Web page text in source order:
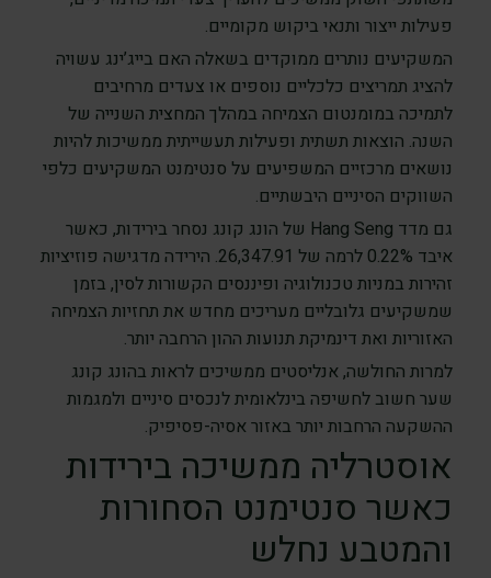
פעילות ייצור ותנאי ביקוש מקומיים.
המשקיעים נותרים ממוקדים בשאלה האם בייג’ינג עשויה
להציג תמריצים כלכליים נוספים או צעדים מרחיבים
לתמיכה במומנטום הצמיחה במהלך המחצית השנייה של
השנה. הוצאות תשתית ופעילות תעשייתית ממשיכות להיות
נושאים מרכזיים המשפיעים על סנטימנט המשקיעים כלפי
השווקים הסיניים היבשתיים.
גם מדד Hang Seng של הונג קונג נסחר בירידות, כאשר
איבד 0.22% לרמה של 26,347.91. הירידה מדגישה פוזיציות
זהירות במניות טכנולוגיה ופיננסים הקשורות לסין, בזמן
שמשקיעים גלובליים מעריכים מחדש את תחזיות הצמיחה
האזוריות ואת דינמיקת תנועות ההון הרחבה יותר.
למרות החולשה, אנליסטים ממשיכים לראות בהונג קונג
שער חשוב לחשיפה בינלאומית לנכסים סיניים ולמגמות
ההשקעה הרחבות יותר באזור אסיה-פסיפיק.
אוסטרליה ממשיכה בירידות
כאשר סנטימנט הסחורות
והמטבע נחלש